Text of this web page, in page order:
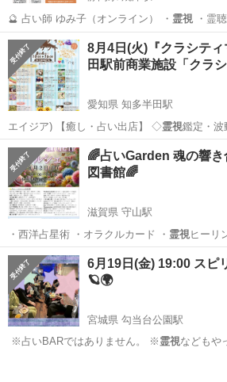
🔮 占い師 ゆみ子（オンライン） ・ 霊視・霊聴
ト …
静岡 静岡市 焼津駅 フリーマーケッ
8月4日(火)『クラシテ
田駅前商業施設「クラ
愛知県 知多半田駅
エイジア) 【癒し・占い出店】 ◇霊視鑑定・波
ー榊原己佳…
愛知 半田市 知多半田駅 地域/お祭
🌈占いGarden 魂の響
図書館🌈
滋賀県 守山駅
・西洋占星術 ・オラクルカード ・ 霊視ヒーリ
グ ・…
滋賀 守山市 守山駅 マル
6月19日(金) 19:00 スピ
🪐🌍
宮城県 勾当台公園駅
️ ※占いBARではありません。 ※ 霊視などもや